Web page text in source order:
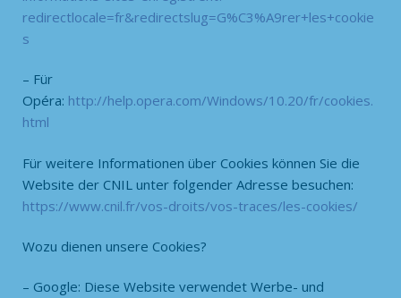
redirectlocale=fr&redirectslug=G%C3%A9rer+les+cookie
s
– Für
Opéra: http://help.opera.com/Windows/10.20/fr/cookies.
html
Für weitere Informationen über Cookies können Sie die
Website der CNIL unter folgender Adresse besuchen:
https://www.cnil.fr/vos-droits/vos-traces/les-cookies/
Wozu dienen unsere Cookies?
– Google: Diese Website verwendet Werbe- und